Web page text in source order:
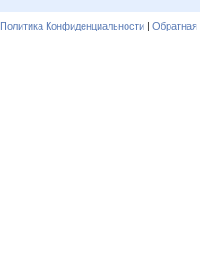
Политика Конфиденциальности | Обратная